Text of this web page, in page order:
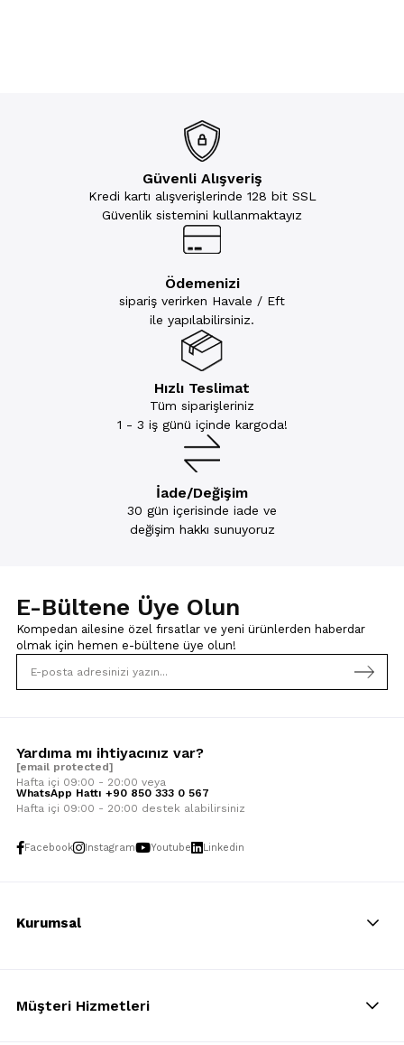
Güvenli Alışveriş
Kredi kartı alışverişlerinde 128 bit SSL
Güvenlik sistemini kullanmaktayız
Ödemenizi
sipariş verirken Havale / Eft
ile yapılabilirsiniz.
Hızlı Teslimat
Tüm siparişleriniz
1 - 3 iş günü içinde kargoda!
İade/Değişim
30 gün içerisinde iade ve
değişim hakkı sunuyoruz
E-Bültene Üye Olun
Kompedan ailesine özel fırsatlar ve yeni ürünlerden haberdar
olmak için hemen e-bültene üye olun!
Yardıma mı ihtiyacınız var?
[email protected]
Hafta içi 09:00 - 20:00 veya
WhatsApp Hattı +90 850 333 0 567
Hafta içi 09:00 - 20:00 destek alabilirsiniz
Facebook Instagram Youtube Linkedin
Kurumsal
Müşteri Hizmetleri